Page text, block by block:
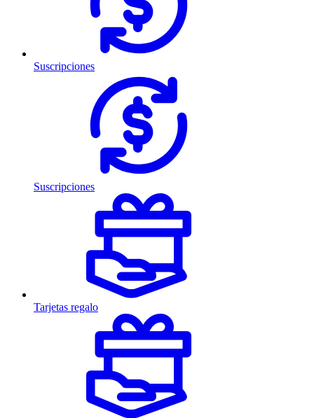
Suscripciones
Suscripciones
Tarjetas regalo